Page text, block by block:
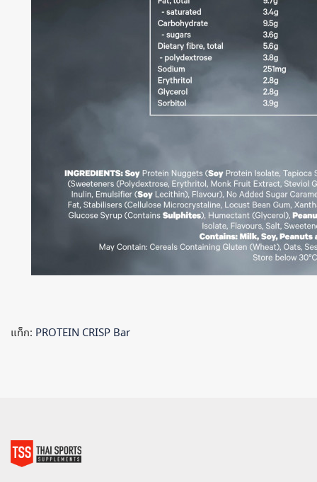
แท็ก: PROTEIN CRISP Bar